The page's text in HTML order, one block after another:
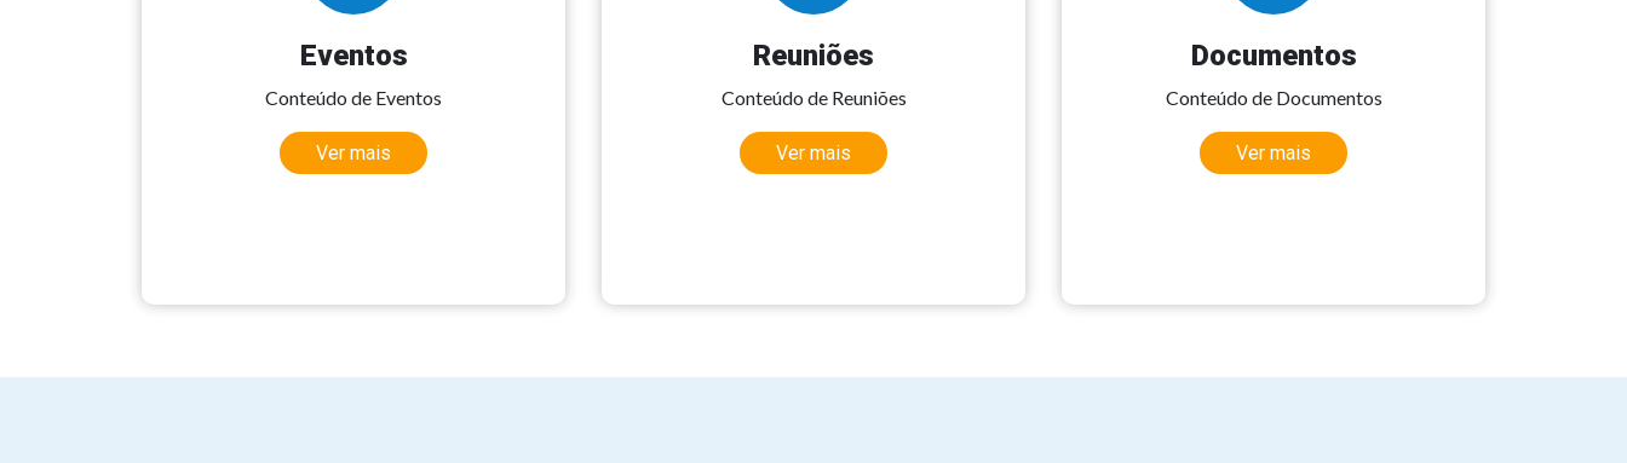
Eventos
Conteúdo de Eventos
Ver mais
Reuniões
Conteúdo de Reuniões
Ver mais
Documentos
Conteúdo de Documentos
Ver mais